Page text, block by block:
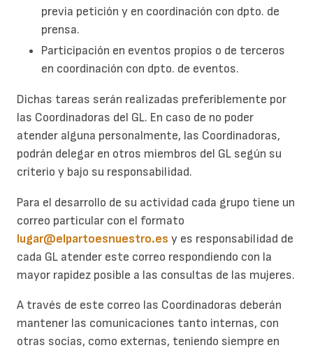
previa petición y en coordinación con dpto. de
prensa.
Participación en eventos propios o de terceros
en coordinación con dpto. de eventos.
Dichas tareas serán realizadas preferiblemente por
las Coordinadoras del GL. En caso de no poder
atender alguna personalmente, las Coordinadoras,
podrán delegar en otros miembros del GL según su
criterio y bajo su responsabilidad.
Para el desarrollo de su actividad cada grupo tiene un
correo particular con el formato
lugar@elpartoesnuestro.es y es responsabilidad de
cada GL atender este correo respondiendo con la
mayor rapidez posible a las consultas de las mujeres.
A través de este correo las Coordinadoras deberán
mantener las comunicaciones tanto internas, con
otras socias, como externas, teniendo siempre en